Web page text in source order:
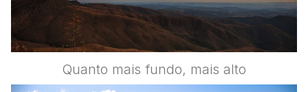
Quanto mais fundo, mais alto